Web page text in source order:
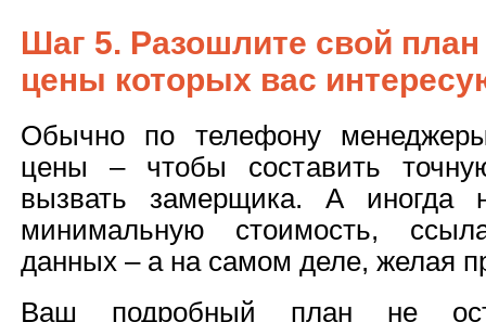
Шаг 5. Разошлите свой
цены которых вас
Обычно по телефону
цены – чтобы составить
вызвать замерщика. А иногда
минимальную стоимость,
данных – а на самом деле, желая
Ваш подробный план не